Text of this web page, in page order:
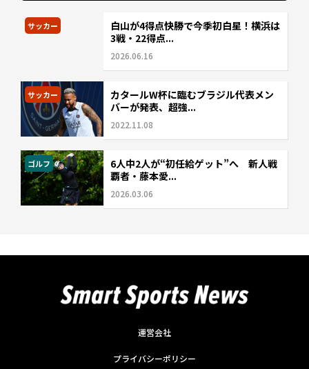
サッカー
白山が4得点快勝で今季初白星！横浜は
3戦・22得点...
2026.06.16
サッカー
カタールW杯に臨むブラジル代表メン
バーが発表、超強...
2022.11.08
ゴルフ
6人中2人が“初任給ゲット”へ 新人戦
覇者・藤本愛...
2026.03.06
運営会社
プライバシーポリシー